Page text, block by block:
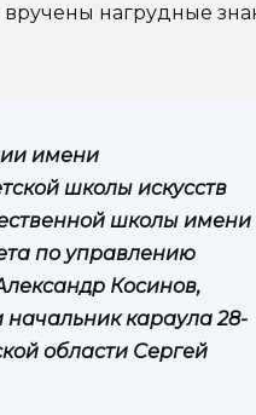
нагрудные
имени
школы искусств
школы имени
по управлению
Косинов,
начальник караула 28-
области Сергей